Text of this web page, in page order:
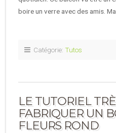
boire un verre avec des amis.
Catégorie: Tutos
LE TUTORIEL
FABRIQUER UN
FLEURS ROND